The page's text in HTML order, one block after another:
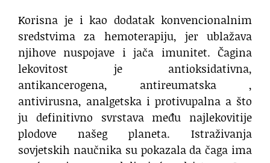
Korisna je i kao dodatak konvencionalnim
sredstvima za hemoterapiju, jer ublažava
njihove nuspojave i jača imunitet. Čagina
lekovitost je antioksidativna,
antikancerogena, antireumatska ,
antivirusna, analgetska i protivupalna a što
ju definitivno svrstava među najlekovitije
plodove našeg planeta. Istraživanja
sovjetskih naučnika su pokazala da čaga ima